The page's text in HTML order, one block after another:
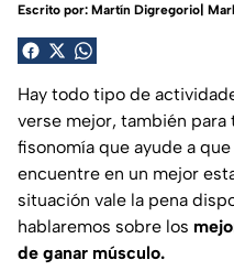
Escrito por: Martín Digregorio|
Hay todo tipo de
verse mejor, también
fisonomía que ayude a
encuentre en un mejor
situación vale la pena
hablaremos sobre los
de ganar músculo.